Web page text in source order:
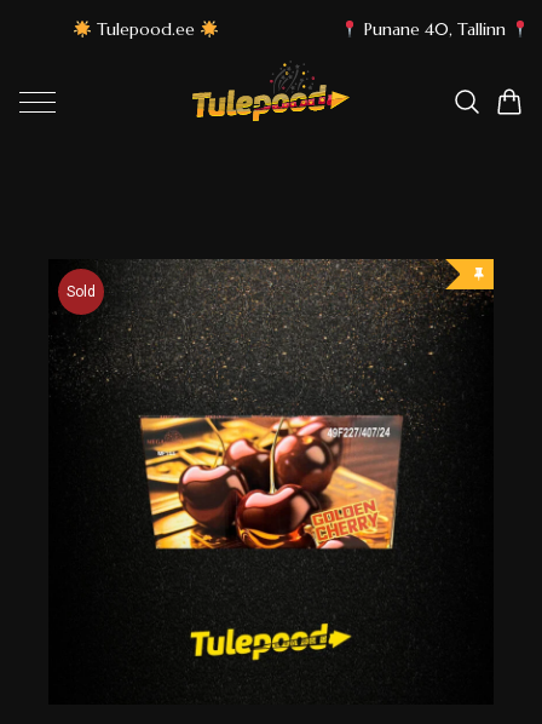
Punane 40, Tallinn Parimad ilutulestikud
Sold